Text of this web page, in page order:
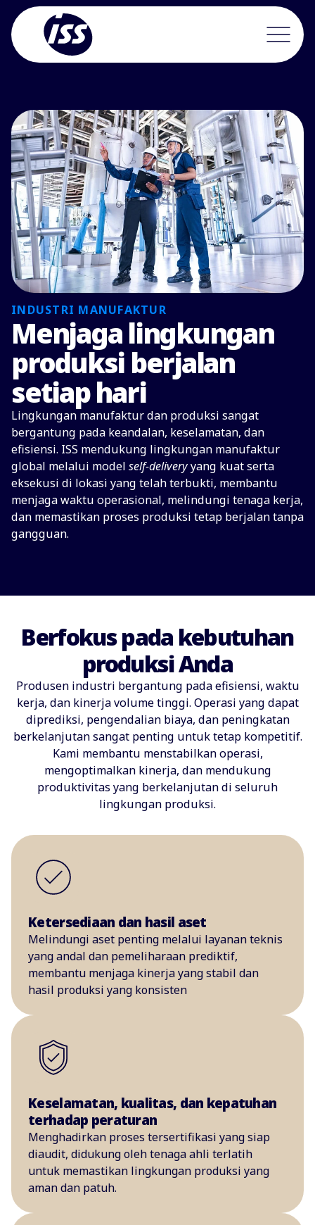
INDUSTRI MANUFAKTUR
Menjaga lingkungan
produksi berjalan
setiap hari
Lingkungan manufaktur dan produksi sangat
bergantung pada keandalan, keselamatan, dan
efisiensi. ISS mendukung lingkungan manufaktur
global melalui model self-deliveryyang kuat serta
eksekusi di lokasi yang telah terbukti, membantu
menjaga waktu operasional, melindungi tenaga kerja,
dan memastikan proses produksi tetap berjalan tanpa
gangguan.
Berfokus pada kebutuhan
produksi Anda
Produsen industri bergantung pada efisiensi, waktu
kerja, dan kinerja volume tinggi. Operasi yang dapat
diprediksi, pengendalian biaya, dan peningkatan
berkelanjutan sangat penting untuk tetap kompetitif.
Kami membantu menstabilkan operasi,
mengoptimalkan kinerja, dan mendukung
produktivitas yang berkelanjutan di seluruh
lingkungan produksi.
Ketersediaan dan hasil aset
Melindungi aset penting melalui layanan teknis
yang andal dan pemeliharaan prediktif,
membantu menjaga kinerja yang stabil dan
hasil produksi yang konsisten
Keselamatan, kualitas, dan kepatuhan
terhadap peraturan
Menghadirkan proses tersertifikasi yang siap
diaudit, didukung oleh tenaga ahli terlatih
untuk memastikan lingkungan produksi yang
aman dan patuh.